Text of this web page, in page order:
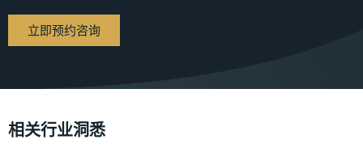
立即预约咨询
相关行业洞悉